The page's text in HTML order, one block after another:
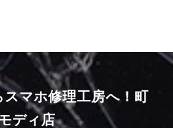
マホ修理工房へ！ 町
ディ店